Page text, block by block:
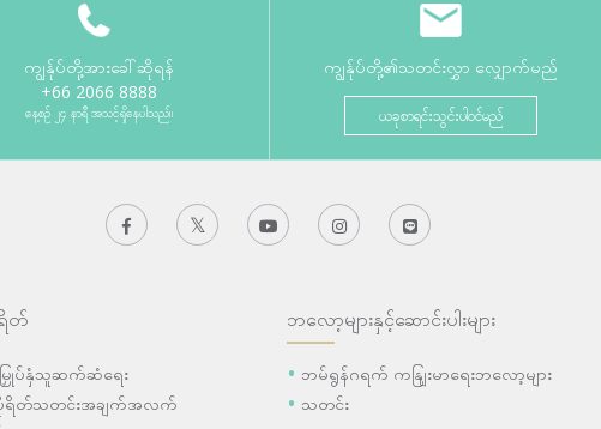
ကျွန်ုပ်တို့အားခေါ်ဆိုရန်
+66 2066 8888
နေ့စဉ် ၂၄ နာရီ အသင့်ရှိနေပါသည်။
ကျွန်ုပ်တို့၏သတင်းလွှာ လျှောက်မည်
ယခုစာရင်းသွင်းပါဝင်မည်
တ်
မြှုပ်နှံသူဆက်ဆံရေး
ရိတ်သတင်းအချက်အလက်
ဘလော့များနှင့်ဆောင်းပါးများ
ဘမ်ရွန်ဂရက် ကနျြးမာရေးဘလော့များ
သတင်း